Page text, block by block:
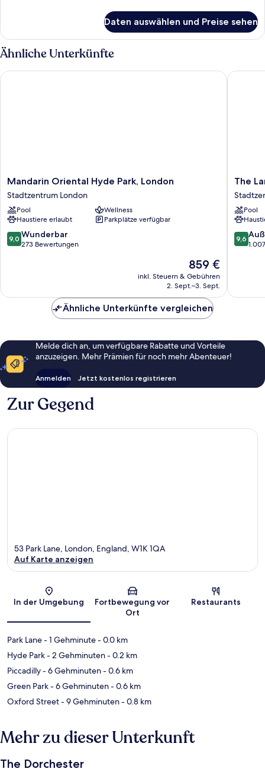
King
Room
Daten auswählen und Preise sehen
Ähnliche Unterkünfte
Mandarin
Oriental
Hyde
Park,
London
Stadtzentrum
London
Mandarin Oriental Hyde Park, London
Stadtzentrum London
Pool
Wellness
Haustiere erlaubt
Parkplätze verfügbar
9.0
von
9,0 Wunderbar
273 Bewertungen
Der
Preis
beträgt
859 €
inkl. Steuern & Gebühren
2. Sept.–3. Sept.
Mandarin Oriental Hyde Park, London
The
London
London
The
Pool
9.6
von
9,6
The
Ähnliche Unterkünfte vergleichen
Melde dich an, um verfügbare Rabatte und Vorteile
anzuzeigen. Mehr Prämien für noch mehr Abenteuer!
Anmelden Jetzt kostenlos registrieren
Zur Gegend
Karte
53 Park Lane, London, England, W1K 1QA
Auf Karte anzeigen
In der Umgebung
Fortbewegung vor
Ort
Restaurants
Park Lane- 1 Gehminute- 0.0 km
Hyde Park- 2 Gehminuten- 0.2 km
Piccadilly- 6 Gehminuten- 0.6 km
Green Park- 6 Gehminuten- 0.6 km
Oxford Street- 9 Gehminuten- 0.8 km
Mehr zu dieser Unterkunft
The Dorchester